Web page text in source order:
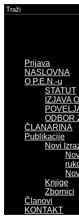
Prijava
NASLOVNA
O P.E.N.-u
STATUT
IZJAVA
ODBOR
ČLANARINA
Publikacije
Novi
Knjige
Zbornici
Članovi
KONTAKT